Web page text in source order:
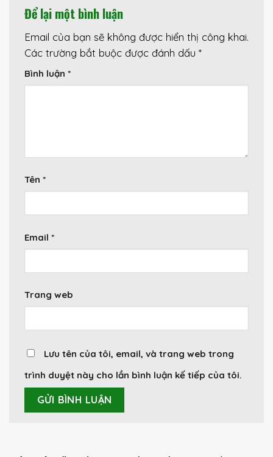
Để lại một bình luận
Email của bạn sẽ không được hiển thị công khai.
Các trường bắt buộc được đánh dấu *
Bình luận *
Tên *
Email *
Trang web
Lưu tên của tôi, email, và trang web trong
trình duyệt này cho lần bình luận kế tiếp của tôi.